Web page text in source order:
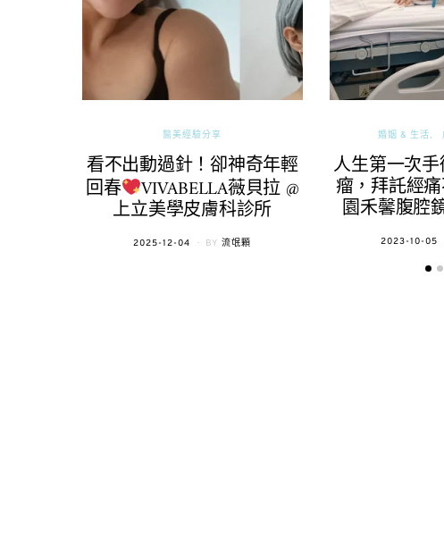
醫美經驗分享
看不出動過針！卻神奇年輕
回春 VIVABELLA薇貝拉 @
上立美學皮膚科診所
POSTED
2025-12-04 BY 流氓顆
婚姻 & 生活
人生第一次
瘤，拜託經
園禾馨腹腔
POSTED
2023-10-05